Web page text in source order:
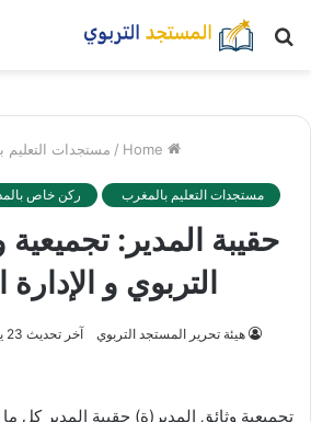
بحث
/ مستجدات التعليم
مستجدات التعليم بالمغرب ركن خاص
حقيبة المدير: تجميعية
التربوي و الإدارة
هيئة تحرير المستجد التربوي آخر تحديث 23 يونيو، 2026
تجميعية وثائق المدير(ة) حقيبة المدير كل